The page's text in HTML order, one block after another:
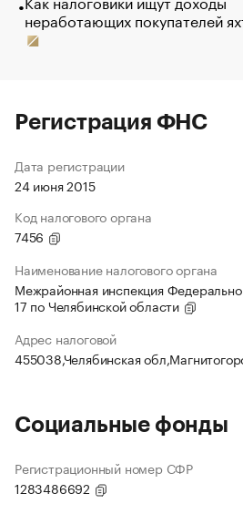
неработающих покупателей
Регистрация ФНС
Дата регистрации
24 июня 2015
Код налогового органа
7456
Наименование налогового органа
Межрайонная инспекция
17 по Челябинской области
Адрес налоговой
455038,Челябинская
Социальные фонды
Регистрационный номер СФР
1283486692